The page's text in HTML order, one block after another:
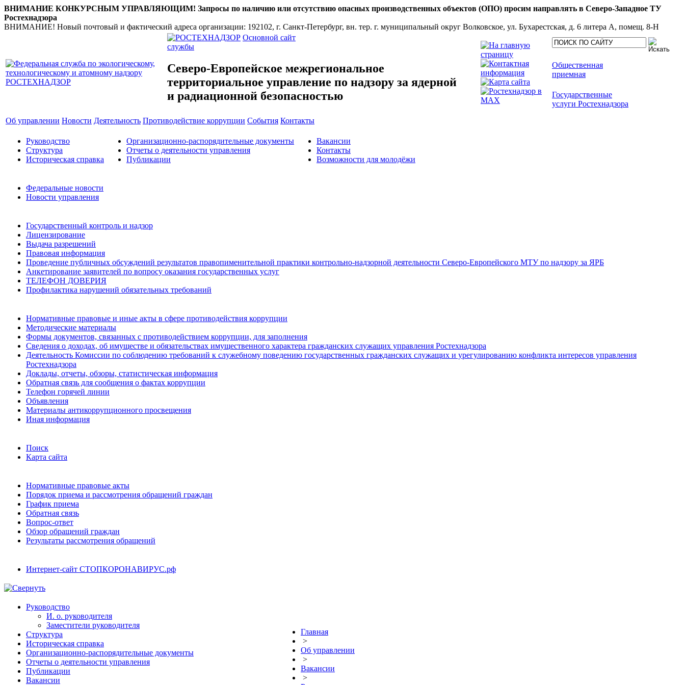
ВНИМАНИЕ КОНКУРСНЫМ УПРАВЛЯЮЩИМ! Запросы по наличию или отсутствию опасных производственных объектов (ОПО) просим направлять в Северо-Западное ТУ
Ростехнадзора
ВНИМАНИЕ! Новый почтовый и фактический адреса организации: 192102, г. Санкт-Петербург, вн. тер. г. муниципальный округ Волковское, ул. Бухарестская, д. 6 литера А, помещ. 8-Н
Основной сайт
службы
Северо-Европейское межрегиональное
территориальное управление по надзору за ядерной
и радиационной безопасностью
Общественная
приемная
Государственные
услуги Ростехнадзора
Об управлении Новости Деятельность Противодействие коррупции События Контакты
Руководство
Структура
Историческая справка
Организационно-распорядительные документы
Отчеты о деятельности управления
Публикации
Вакансии
Контакты
Возможности для молодёжи
Федеральные новости
Новости управления
Государственный контроль и надзор
Лицензирование
Выдача разрешений
Правовая информация
Проведение публичных обсуждений результатов правопименительной практики контрольно-надзорной деятельности Северо-Европейского МТУ по надзору за ЯРБ
Анкетирование заявителей по вопросу оказания государственных услуг
ТЕЛЕФОН ДОВЕРИЯ
Профилактика нарушений обязательных требований
Нормативные правовые и иные акты в сфере противодействия коррупции
Методические материалы
Формы документов, связанных с противодействием коррупции, для заполнения
Сведения о доходах, об имуществе и обязательствах имущественного характера гражданских служащих управления Ростехнадзора
Деятельность Комиссии по соблюдению требований к служебному поведению государственных гражданских служащих и урегулированию конфликта интересов управления
Ростехнадзора
Доклады, отчеты, обзоры, статистическая информация
Обратная связь для сообщения о фактах коррупции
Телефон горячей линии
Объявления
Материалы антикоррупционного просвещения
Иная информация
Поиск
Карта сайта
Нормативные правовые акты
Порядок приема и рассмотрения обращений граждан
График приема
Обратная связь
Вопрос-ответ
Обзор обращений граждан
Результаты рассмотрения обращений
Интернет-сайт СТОПКОРОНАВИРУС.рф
Руководство
И. о. руководителя
Заместители руководителя
Структура
Историческая справка
Организационно-распорядительные документы
Отчеты о деятельности управления
Публикации
Вакансии
Главная
>
Об управлении
>
Вакансии
>